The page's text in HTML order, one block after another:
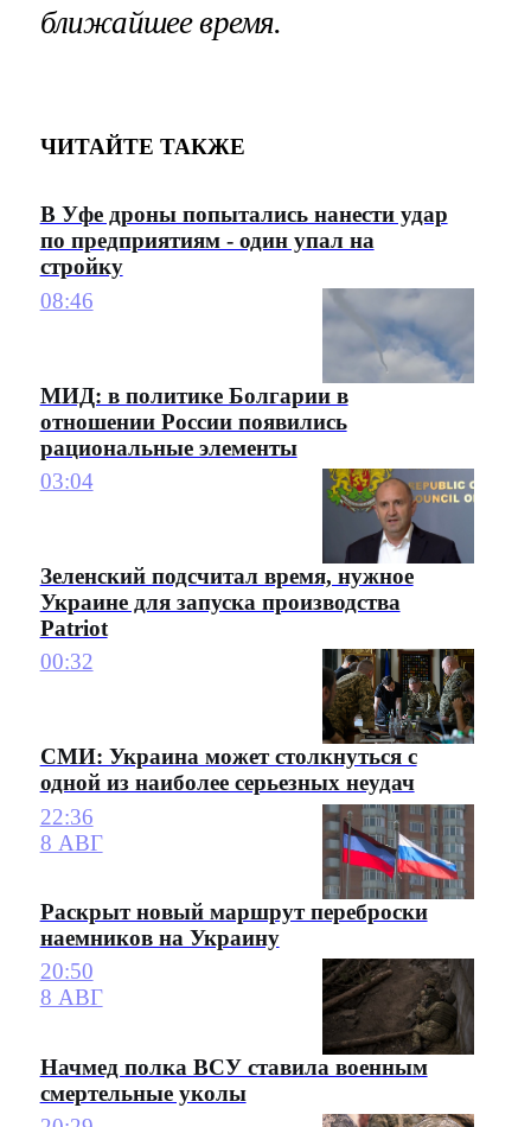
ближайшее время.
ЧИТАЙТЕ ТАКЖЕ
В Уфе дроны попытались нанести удар
по предприятиям - один упал на
стройку
08:46
МИД: в политике Болгарии в
отношении России появились
рациональные элементы
03:04
Зеленский подсчитал время, нужное
Украине для запуска производства
Patriot
00:32
СМИ: Украина может столкнуться с
одной из наиболее серьезных неудач
22:36
8 АВГ
Раскрыт новый маршрут переброски
наемников на Украину
20:50
8 АВГ
Начмед полка ВСУ ставила военным
смертельные уколы